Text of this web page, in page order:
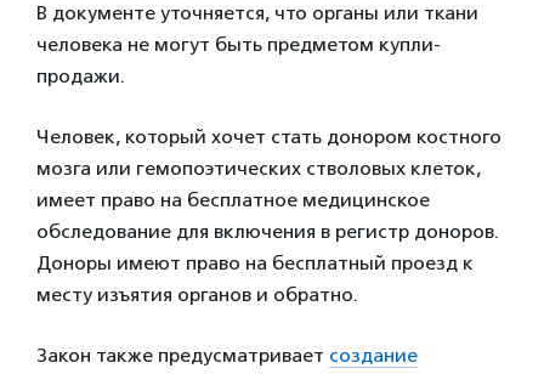
В документе уточняется, что органы или ткани
человека не могут быть предметом купли-
продажи.
Человек, который хочет стать донором костного
мозга или гемопоэтических стволовых клеток,
имеет право на бесплатное медицинское
обследование для включения в регистр доноров.
Доноры имеют право на бесплатный проезд к
месту изъятия органов и обратно.
Закон также предусматривает создание